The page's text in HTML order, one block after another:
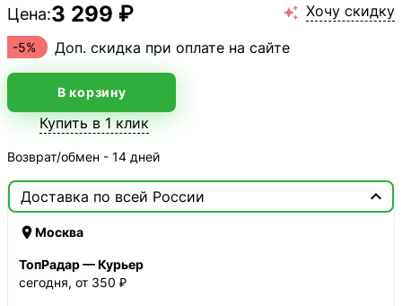
Цена:3 299 ₽  Хочу скидку
-5% Доп. скидка при оплате на сайте
В корзину
Купить в 1 клик
Возврат/обмен - 14 дней
Доставка по всей России 
Москва
ТопРадар — Курьер
сегодня, от 350 ₽